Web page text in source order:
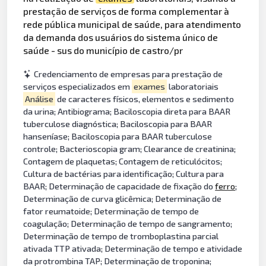
prestação de serviços de forma complementar à
rede pública municipal de saúde, para atendimento
da demanda dos usuários do sistema único de
saúde - sus do município de castro/pr
Credenciamento de empresas para prestação de
serviços especializados em exames laboratoriais
Análise de caracteres físicos, elementos e sedimento
da urina; Antibiograma; Baciloscopia direta para BAAR
tuberculose diagnóstica; Baciloscopia para BAAR
hanseníase; Baciloscopia para BAAR tuberculose
controle; Bacterioscopia gram; Clearance de creatinina;
Contagem de plaquetas; Contagem de reticulócitos;
Cultura de bactérias para identificação; Cultura para
BAAR; Determinação de capacidade de fixação doferro;
Determinação de curva glicêmica; Determinação de
fator reumatoide; Determinação de tempo de
coagulação; Determinação de tempo de sangramento;
Determinação de tempo de tromboplastina parcial
ativada TTP ativada; Determinação de tempo e atividade
da protrombina TAP; Determinação de troponina;